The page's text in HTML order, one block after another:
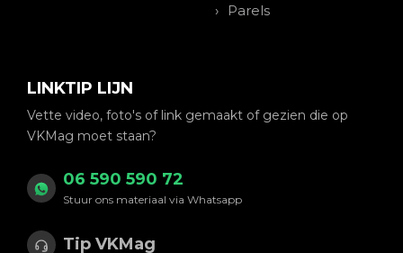
Parels
LINKTIP LIJN
Vette video, foto's of link gemaakt of gezien die op
VKMag moet staan?
06 590 590 72
Stuur ons materiaal via Whatsapp
Tip VKMag